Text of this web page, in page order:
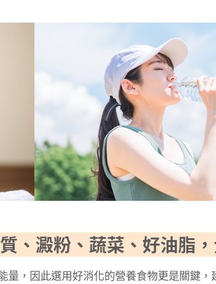
、澱粉、蔬菜、好油脂
，因此選用好消化的營養食物更是關鍵，